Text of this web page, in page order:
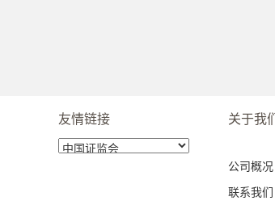
友情链接 关于我们
公司概况
联系我们